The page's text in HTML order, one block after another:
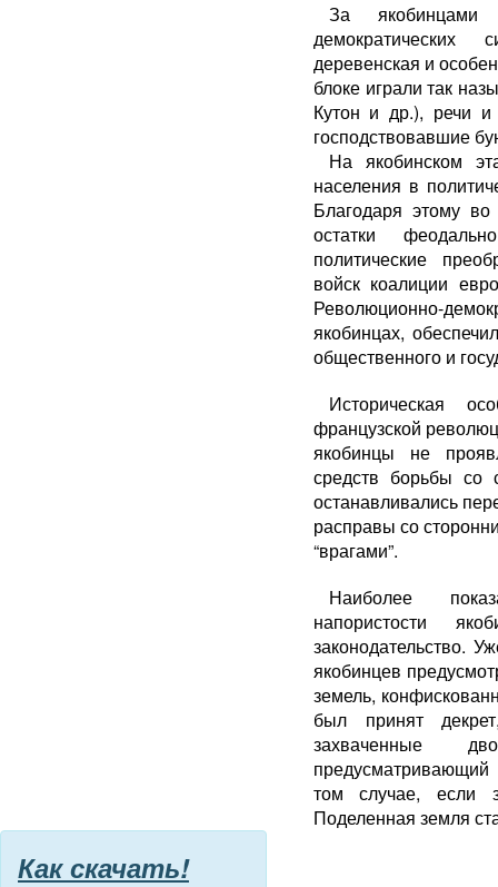
За якобинцами
демократических
деревенская и
блоке играли так
Кутон и др.), речи и
господствовавшие
На якобинском
населения в
Благодаря этому
остатки
политические
войск коалиции
Революционно-
якобинцах,
общественного и
Историческая
французской
якобинцы не
средств борьбы со
останавливались
расправы со
“врагами”.
Наиболее
напористости
законодательство.
якобинцев
земель,
был принят
захваченные
том случае, если
Поделенная земля
Как скачать!